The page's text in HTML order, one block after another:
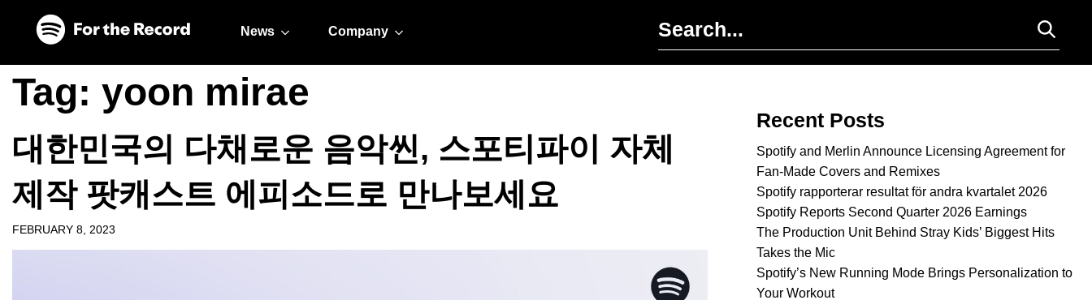
News Company
Tag: yoon mirae
대한민국의 다채로운 음악씬, 스포티파이 자체
제작 팟캐스트 에피소드로 만나보세요
FEBRUARY 8, 2023
Recent Posts
Spotify and Merlin Announce Licensing Agreement for
Fan-Made Covers and Remixes
Spotify rapporterar resultat för andra kvartalet 2026
Spotify Reports Second Quarter 2026 Earnings
The Production Unit Behind Stray Kids’ Biggest Hits
Takes the Mic
Spotify’s New Running Mode Brings Personalization to
Your Workout